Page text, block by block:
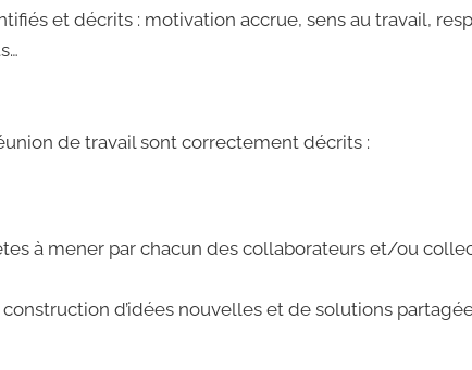
et décrits : motivation accrue, sens au travail,
de travail sont correctement décrits :
à mener par chacun des collaborateurs et/ou
d’idées nouvelles et de solutions